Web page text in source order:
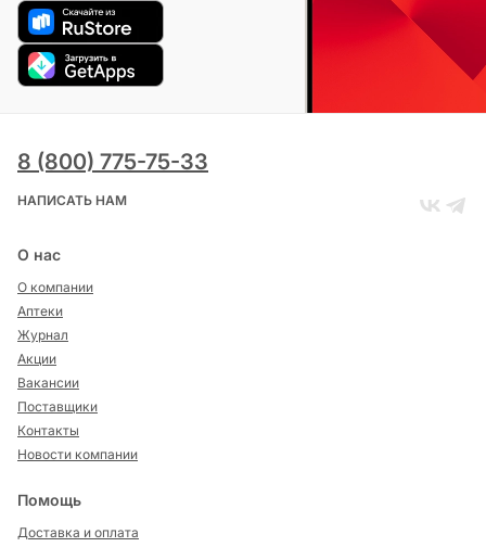
8 (800) 775-75-33
НАПИСАТЬ НАМ
О нас
О компании
Аптеки
Журнал
Акции
Вакансии
Поставщики
Контакты
Новости компании
Помощь
Доставка и оплата